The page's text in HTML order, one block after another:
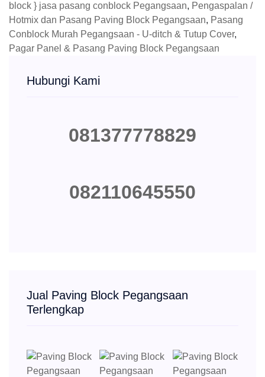
block } jasa pasang conblock Pegangsaan, Pengaspalan /
Hotmix dan Pasang Paving Block Pegangsaan, Pasang
Conblock Murah Pegangsaan - U-ditch & Tutup Cover,
Pagar Panel & Pasang Paving Block Pegangsaan
Hubungi Kami
081377778829
082110645550
Jual Paving Block Pegangsaan
Terlengkap